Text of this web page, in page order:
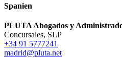
Spanien
PLUTA Abogados y
Concursales, SLP
+34 91 5777241
madrid@pluta.net